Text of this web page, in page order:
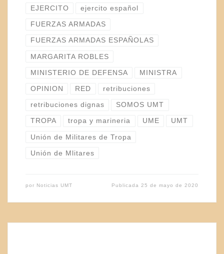
EJERCITO ejercito español
FUERZAS ARMADAS
FUERZAS ARMADAS ESPAÑOLAS
MARGARITA ROBLES
MINISTERIO DE DEFENSA MINISTRA
OPINION RED retribuciones
retribuciones dignas SOMOS UMT
TROPA tropa y marineria UME UMT
Unión de Militares de Tropa
Unión de Mlitares
por Noticias UMT Publicada25 de mayo de 2020